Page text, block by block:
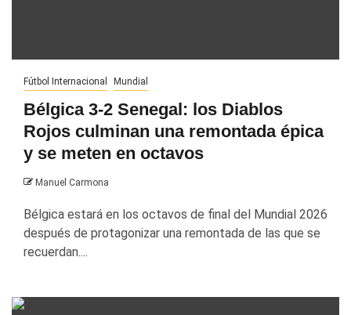
Fútbol Internacional Mundial
Bélgica 3-2 Senegal: los Diablos
Rojos culminan una remontada épica
y se meten en octavos
Manuel Carmona
Bélgica estará en los octavos de final del Mundial 2026
después de protagonizar una remontada de las que se
recuerdan....